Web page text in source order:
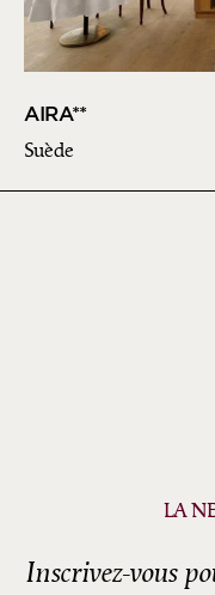
AIRA**
Suède
LA
Inscrivez-vous